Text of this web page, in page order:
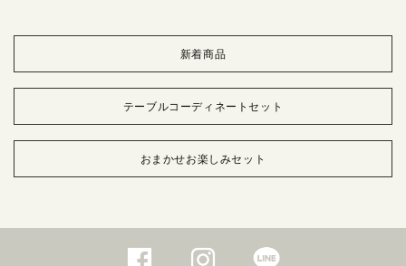
新着商品
テーブルコーディネートセット
おまかせお楽しみセット